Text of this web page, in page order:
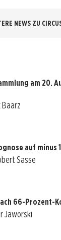
NEWS ZU
am 20.
auf minus
Sasse
66-Prozent-
Jaworski